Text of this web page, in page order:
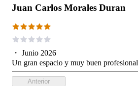
Juan Carlos Morales Duran
・ Junio 2026
Un gran espacio y muy buen profesional
Anterior